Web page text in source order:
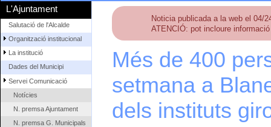
L'Ajuntament
Salutació de l'Alcalde
Organització institucional
La institució
Dades del Municipi
Servei Comunicació
Notícies
N. premsa Ajuntament
N. premsa G. Municipals
Noticia publicada a la web el 04/
ATENCIÓ: pot incloure
Més de 400
setmana a
dels instituts